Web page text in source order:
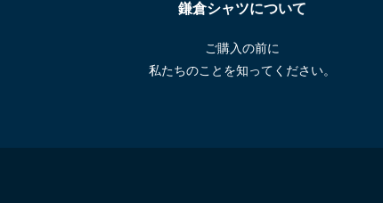
鎌倉シャツについて
ご購入の前に
私たちのことを知ってください。